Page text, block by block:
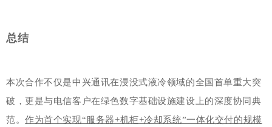
总结
本次合作不仅是中兴通讯在浸没式液冷领域的全国首单重大突
破，更是与电信客户在绿色数字基础设施建设上的深度协同典
范。作为首个实现“服务器+机柜+冷却系统”一体化交付的规模